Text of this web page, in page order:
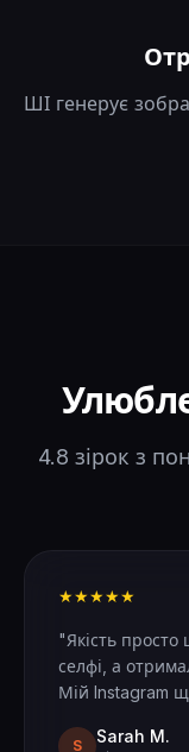
ШІ генерує
4.8 зірок з
★★★★★
"Якість
селфі, а
Мій Instagram
S Sarah M.